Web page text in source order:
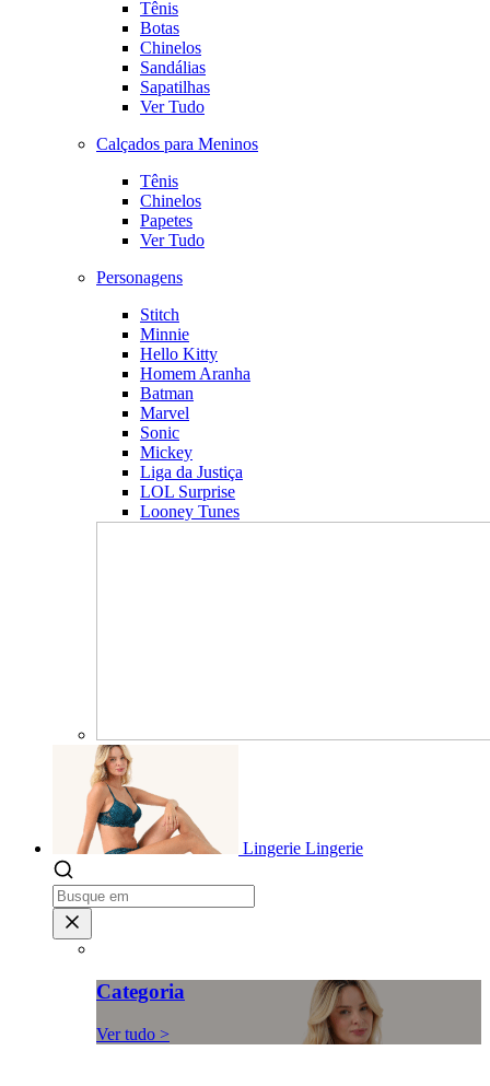
Tênis
Botas
Chinelos
Sandálias
Sapatilhas
Ver Tudo
Calçados para Meninos
Tênis
Chinelos
Papetes
Ver Tudo
Personagens
Stitch
Minnie
Hello Kitty
Homem Aranha
Batman
Marvel
Sonic
Mickey
Liga da Justiça
LOL Surprise
Looney Tunes
Lingerie Lingerie
Categoria
Ver tudo >